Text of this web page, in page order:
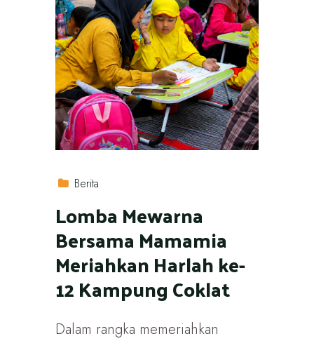
Berita
Lomba Mewarna
Bersama Mamamia
Meriahkan Harlah ke-
12 Kampung Coklat
Dalam rangka memeriahkan